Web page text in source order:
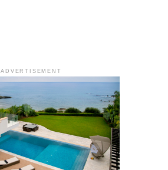
ADVERTISEMENT